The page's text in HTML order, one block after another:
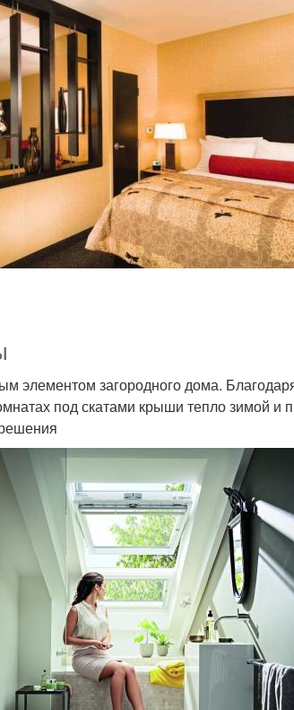
элементом загородного дома.
под скатами крыши тепло зимой и